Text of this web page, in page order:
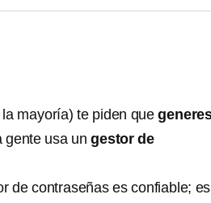
la mayoría) te piden que
gente usa ungestor de
de contraseñas es confiable; es